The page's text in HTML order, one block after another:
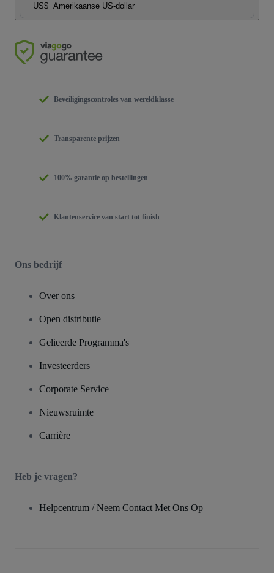
US$ Amerikaanse US-dollar
Beveiligingscontroles van wereldklasse
Transparente prijzen
100% garantie op bestellingen
Klantenservice van start tot finish
Ons bedrijf
Over ons
Open distributie
Gelieerde Programma's
Investeerders
Corporate Service
Nieuwsruimte
Carrière
Heb je vragen?
Helpcentrum / Neem Contact Met Ons Op